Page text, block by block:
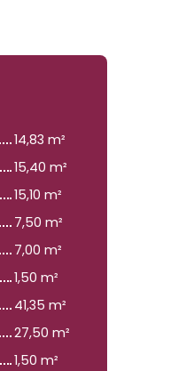
14,83 m²
15,40 m²
15,10 m²
7,50 m²
7,00 m²
1,50 m²
41,35 m²
27,50 m²
1,50 m²